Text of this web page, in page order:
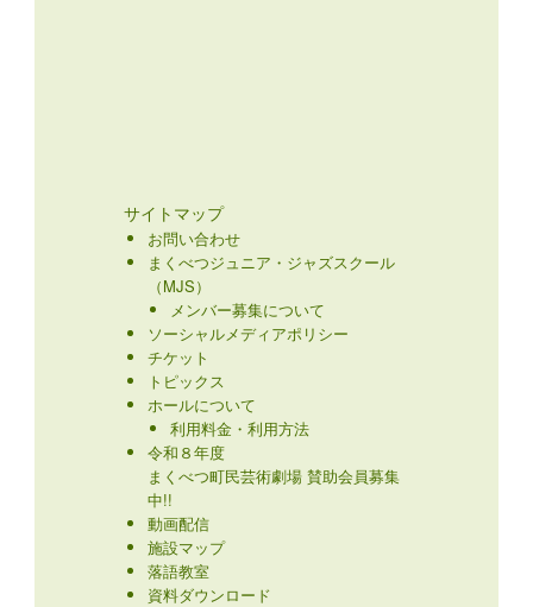
サイトマップ
お問い合わせ
まくべつジュニア・ジャズスクール
（MJS）
メンバー募集について
ソーシャルメディアポリシー
チケット
トピックス
ホールについて
利用料金・利用方法
令和８年度
まくべつ町民芸術劇場 賛助会員募集
中!!
動画配信
施設マップ
落語教室
資料ダウンロード